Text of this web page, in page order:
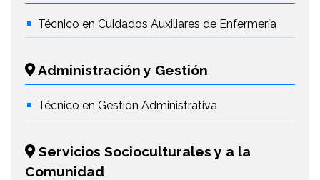
Técnico en Cuidados Auxiliares de Enfermería
Administración y Gestión
Técnico en Gestión Administrativa
Servicios Socioculturales y a la
Comunidad